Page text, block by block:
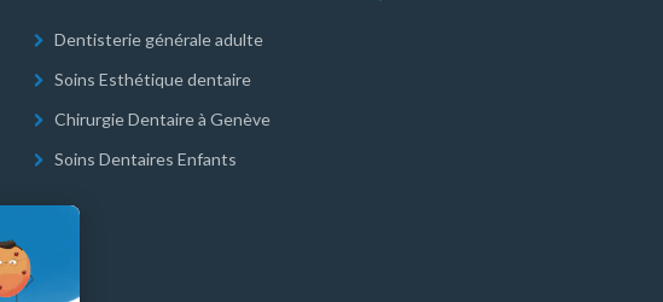
Dentisterie générale adulte
Soins Esthétique dentaire
Chirurgie Dentaire à Genève
Soins Dentaires Enfants